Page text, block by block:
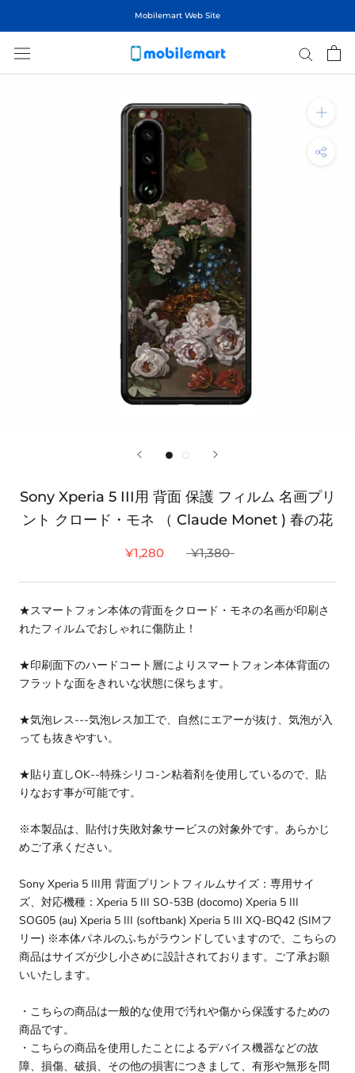
Mobilemart Web Site
Sony Xperia 5 III用 背面 保護 フィルム 名画プリ
ント クロード・モネ （ Claude Monet ) 春の花
¥1,280 ¥1,380
★スマートフォン本体の背面をクロード・モネの名画が印刷さ
れたフィルムでおしゃれに傷防止！
★印刷面下のハードコート層によりスマートフォン本体背面の
フラットな面をきれいな状態に保ちます。
★気泡レス---気泡レス加工で、自然にエアーが抜け、気泡が入
っても抜きやすい。
★貼り直しOK--特殊シリコ-ン粘着剤を使用しているので、貼
りなおす事が可能です。
※本製品は、貼付け失敗対象サービスの対象外です。あらかじ
めご了承ください。
Sony Xperia 5 III用 背面プリントフィルムサイズ：専用サイ
ズ、対応機種：Xperia 5 III SO-53B (docomo) Xperia 5 III
SOG05 (au) Xperia 5 III (softbank) Xperia 5 III XQ-BQ42 (SIMフ
リー) ※本体パネルのふちがラウンドしていますので、こちらの
商品はサイズが少し小さめに設計されております。ご了承お願
いいたします。
・こちらの商品は一般的な使用で汚れや傷から保護するための
商品です。
・こちらの商品を使用したことによるデバイス機器などの故
障、損傷、破損、その他の損害につきまして、有形や無形を問